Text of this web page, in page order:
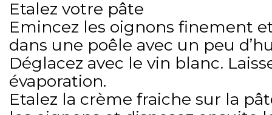
Etalez votre pâte
Emincez les oignons finement
dans une poêle avec un peu
Déglacez avec le vin blanc.
évaporation.
Etalez la crème fraiche sur la